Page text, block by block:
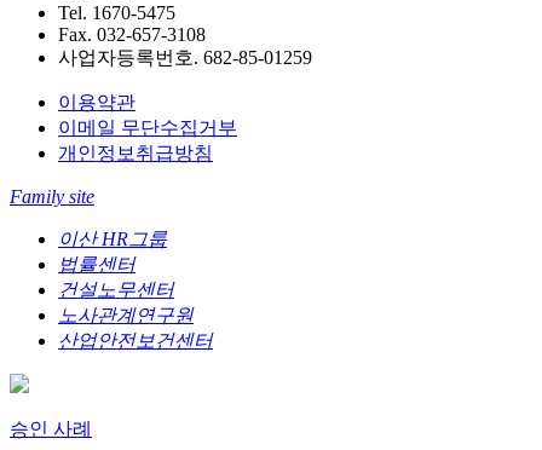
Tel. 1670-5475
Fax. 032-657-3108
사업자등록번호. 682-85-01259
이용약관
이메일 무단수집거부
개인정보취급방침
Family site
이산 HR그룹
법률센터
건설노무센터
노사관계연구원
산업안전보건센터
승인 사례